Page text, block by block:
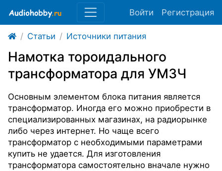
Войти Регистрация
Статьи Источники питания
Намотка тороидального
трансформатора для УМЗЧ
Основным элементом блока питания является
трансформатор. Иногда его можно приобрести в
специализированных магазинах, на радиорынке
либо через интернет. Но чаще всего
трансформатор с необходимыми параметрами
купить не удается. Для изготовления
трансформатора самостоятельно вначале нужно